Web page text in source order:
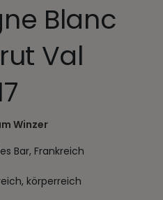
Blanc
Val
Winzer
Bar, Frankreich
körperreich